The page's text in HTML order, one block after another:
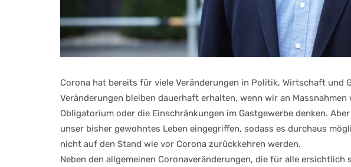
Corona hat bereits für viele Veränderungen in Politik, Wirtschaft und
Veränderungen bleiben dauerhaft erhalten, wenn wir an
Obligatorium oder die Einschränkungen im Gastgewerbe denken.
unser bisher gewohntes Leben eingegriffen, sodass es durchaus
nicht auf den Stand wie vor Corona zurückkehren werden.
Neben den allgemeinen Coronaveränderungen, die für alle